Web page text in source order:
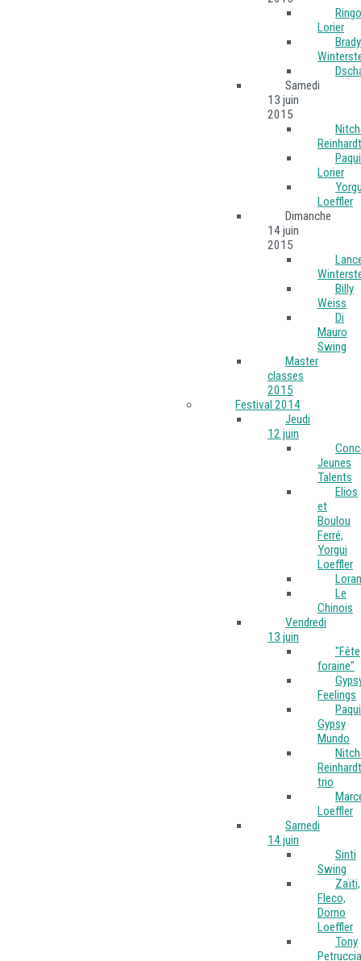
Ringo
Lorier
Brady
Samedi
13 juin
2015
Reinhardt
Lorier
Loeffler
Dimanche
14 juin
2015
Billy
Weiss
Di
Mauro
Swing
Master
classes
2015
Festival 2014
Jeudi
12 juin
Jeunes
Talents
Elios
et
Boulou
Ferré,
Yorgui
Loeffler
Le
Chinois
Vendredi
13 juin
"Fête
foraine"
Feelings
Gypsy
Mundo
Reinhardt
trio
Loeffler
Samedi
14 juin
Sinti
Swing
Zaïti,
Fleco,
Dorno
Loeffler
Tony